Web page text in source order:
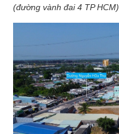
(đường vành đai 4 TP HCM).